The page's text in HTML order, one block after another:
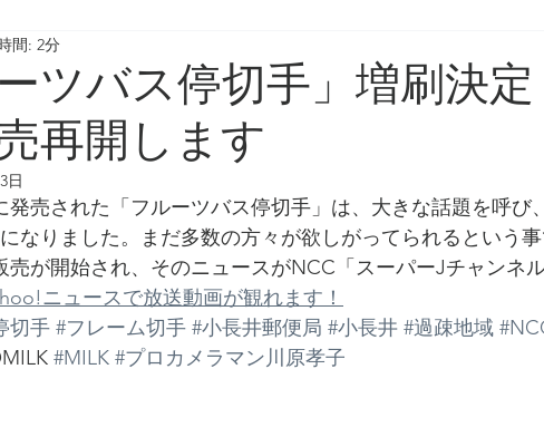
ツバス停切手」増刷決定
再開します
間: 2分
日
発売された「フルーツバス停切手」は、大きな話題を呼び
なりました。まだ多数の方々が欲しがってられるという
売が開始され、そのニュースがNCC「スーパーJチャンネ
ニュースで放送動画が観れます！
切手 #フレーム切手 #小長井郵便局 #小長井 #過疎地域
#MILK #プロカメラマン川原孝子